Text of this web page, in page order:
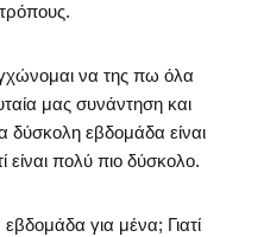
να της πω όλα
μας συνάντηση και
δύσκολη εβδομάδα είναι
είναι πολύ πιο δύσκολο.
εβδομάδα για μένα; Γιατί